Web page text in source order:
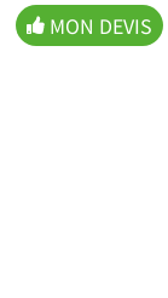
MON DEVIS